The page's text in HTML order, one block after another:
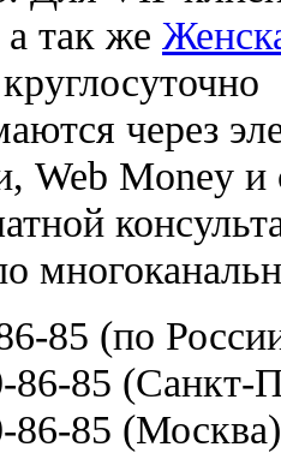
так же
через
Web Money и
85 (по
86-85 (Санкт-
86-85 (Москва)